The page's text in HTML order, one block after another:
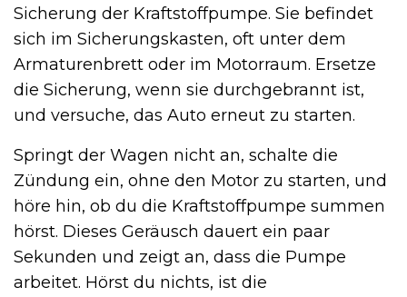
Sicherung der Kraftstoffpumpe. Sie befindet
sich im Sicherungskasten, oft unter dem
Armaturenbrett oder im Motorraum. Ersetze
die Sicherung, wenn sie durchgebrannt ist,
und versuche, das Auto erneut zu starten.
Springt der Wagen nicht an, schalte die
Zündung ein, ohne den Motor zu starten, und
höre hin, ob du die Kraftstoffpumpe summen
hörst. Dieses Geräusch dauert ein paar
Sekunden und zeigt an, dass die Pumpe
arbeitet. Hörst du nichts, ist die